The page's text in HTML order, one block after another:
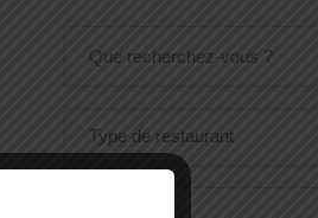
Type de restaurant